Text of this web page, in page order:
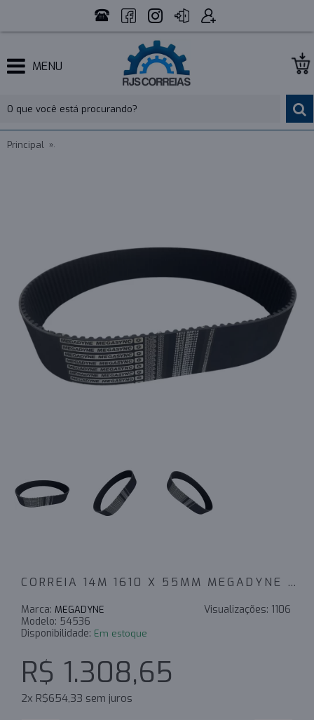
MENU
Principal
CORREIA 14M 1610 X 55MM MEGADYNE RPP - INDUSTRIAL
Visualizações: 1106
Marca: MEGADYNE
Modelo: 54536
Disponibilidade: Em estoque
R$ 1.308,65
2x R$654,33 sem juros